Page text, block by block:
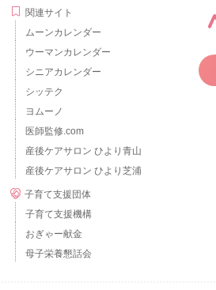
関連サイト
ムーンカレンダー
ウーマンカレンダー
シニアカレンダー
シッテク
ヨムーノ
医師監修.com
産後ケアサロン ひより青山
産後ケアサロン ひより芝浦
子育て支援団体
子育て支援機構
おぎゃー献金
母子栄養懇話会